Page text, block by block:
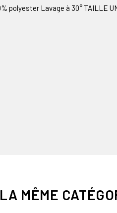
polyester Lavage à 30° TAILLE
MÊME